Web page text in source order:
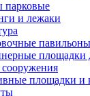
парковые
и лежаки
павильоны
площадки
площадки и